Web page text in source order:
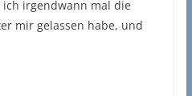
irgendwann mal die
mir gelassen habe, und